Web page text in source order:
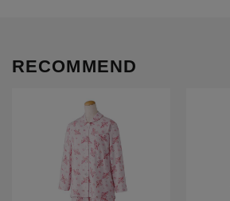
RECOMMEND